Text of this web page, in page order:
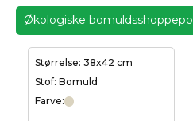
Økologiske
Størrelse: 38x42 cm
Stof: Bomuld
Farve: